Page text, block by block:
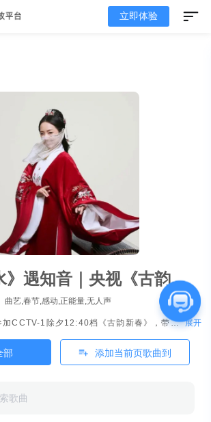
立即体验
《高山流水》遇知音｜央视《古韵新春》
曲艺,春节,感动,正能量,无人声
陈一如（墨韵）参加CCTV-1除夕12:40档《古韵新春》，带你了解传承千年的春节文化。 展开
部 添加当前页歌曲到